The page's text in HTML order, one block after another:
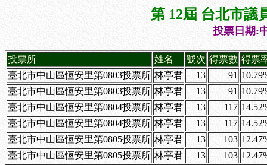
第 12屆 台北市議
投票日期:
投票所 姓名 號次 得票數 得票
臺北市中山區恆安里第0803投票所 林亭君 13 91
臺北市中山區恆安里第0803投票所 林亭君 13 91
臺北市中山區恆安里第0804投票所 林亭君 13 117
臺北市中山區恆安里第0804投票所 林亭君 13 117
臺北市中山區恆安里第0805投票所 林亭君 13 103
臺北市中山區恆安里第0805投票所 林亭君 13 103